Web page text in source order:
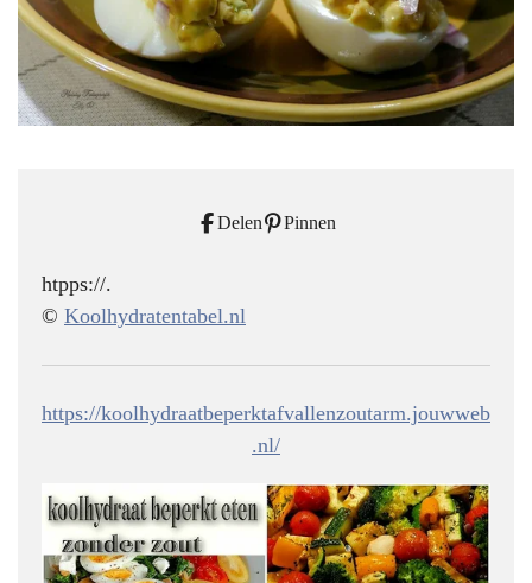
Delen Pinnen
htpps://.
© Koolhydratentabel.nl
https://koolhydraatbeperktafvallenzoutarm.jouwweb
.nl/